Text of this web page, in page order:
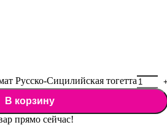
Русско-Сицилийская тогетта
В корзину
прямо сейчас!